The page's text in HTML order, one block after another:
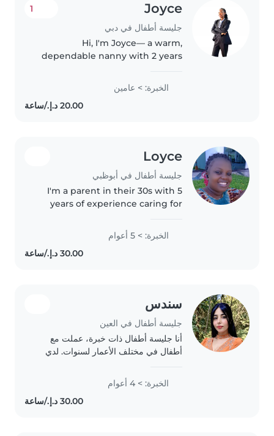
Joyce
جليسة أطفال في دبي
1
Hi, I'm Joyce— a warm,
dependable nanny with 2 years
and nurturing environments
where children can grow and
thrive. Families trust me because
الخبرة: > عامين
Loyce
جليسة أطفال في أبوظبي
I'm a parent in their 30s with 5
years of experience caring for
responsible, friendly, and
creative, with a knack for
reading, crafting, and games. I'm
الخبرة: > 5 أعوام
سندس
جليسة أطفال في العين
أنا جليسة أطفال ذات خبرة، عملت مع
أطفال في مختلف الأعمار لسنوات. لدي
إعاقات، مثل ضعف البصر واضطرابات
اللغة. وأستطيع مساعدتهم في مهامهم
الخبرة: > 4 أعوام